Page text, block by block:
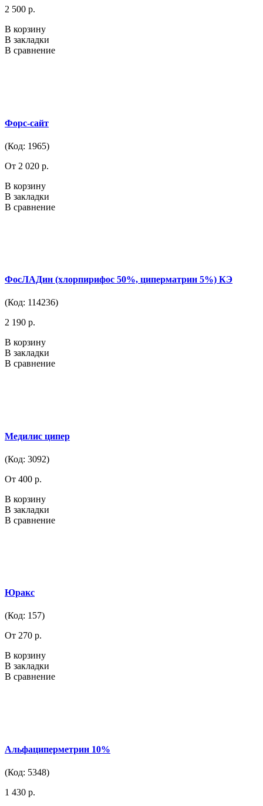
2 500 р.
В корзину
В закладки
В сравнение
Форс-сайт
(Код: 1965)
От 2 020 р.
В корзину
В закладки
В сравнение
ФосЛАДин (хлорпирифос 50%, циперматрин 5%) КЭ
(Код: 114236)
2 190 р.
В корзину
В закладки
В сравнение
Медилис ципер
(Код: 3092)
От 400 р.
В корзину
В закладки
В сравнение
Юракс
(Код: 157)
От 270 р.
В корзину
В закладки
В сравнение
Альфациперметрин 10%
(Код: 5348)
1 430 р.